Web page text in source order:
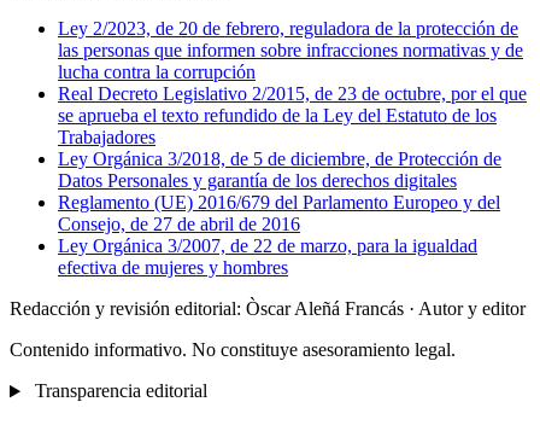
Ley 2/2023, de 20 de febrero, reguladora de la protección de
las personas que informen sobre infracciones normativas y de
lucha contra la corrupción
Real Decreto Legislativo 2/2015, de 23 de octubre, por el que
se aprueba el texto refundido de la Ley del Estatuto de los
Trabajadores
Ley Orgánica 3/2018, de 5 de diciembre, de Protección de
Datos Personales y garantía de los derechos digitales
Reglamento (UE) 2016/679 del Parlamento Europeo y del
Consejo, de 27 de abril de 2016
Ley Orgánica 3/2007, de 22 de marzo, para la igualdad
efectiva de mujeres y hombres
Redacción y revisión editorial: Òscar Aleñá Francás · Autor y editor
Contenido informativo. No constituye asesoramiento legal.
Transparencia editorial